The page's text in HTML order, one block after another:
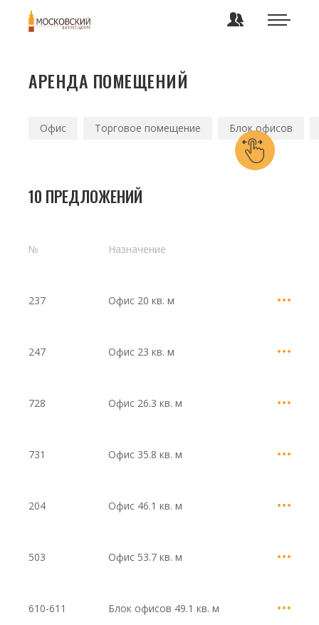
АРЕНДА ПОМЕЩЕНИЙ
Офис Торговое помещение Блок офисов
10 ПРЕДЛОЖЕНИЙ
№ Назначение
237 Офис 20 кв. м
247 Офис 23 кв. м
728 Офис 26.3 кв. м
731 Офис 35.8 кв. м
204 Офис 46.1 кв. м
503 Офис 53.7 кв. м
610-611 Блок офисов 49.1 кв. м